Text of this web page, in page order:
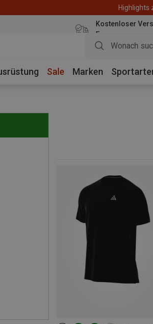
Highlights
Kostenloser
Euro
Sale Marken